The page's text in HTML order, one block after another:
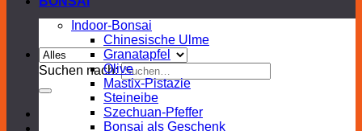
Suchen nach:
Indoor-Bonsai
Chinesische Ulme
Granatapfel
Olive
Mastix-Pistazie
Steineibe
Szechuan-Pfeffer
Bonsai als Geschenk